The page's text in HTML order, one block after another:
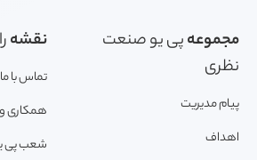
مجموعهپی یو صنعت
نظری
پیام مدیریت
اهداف
نقشه
تماس با ما
همکاری
شعب پی